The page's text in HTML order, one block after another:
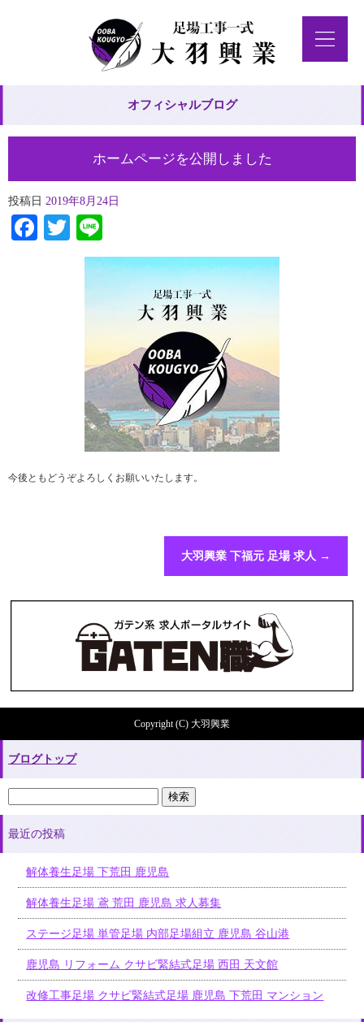
オフィシャルブログ
ホームページを公開しました
投稿日 2019年8月24日
Facebook
Twitter
今後ともどうぞよろしくお願いいたします。
大羽興業 下福元 足場 求人 →
Copyright (C) 大羽興業
ブログトップ
最近の投稿
解体養生足場 下荒田 鹿児島
解体養生足場 鳶 荒田 鹿児島 求人募集
ステージ足場 単管足場 内部足場組立 鹿児島 谷山港
鹿児島 リフォーム クサビ緊結式足場 西田 天文館
改修工事足場 クサビ緊結式足場 鹿児島 下荒田 マンション